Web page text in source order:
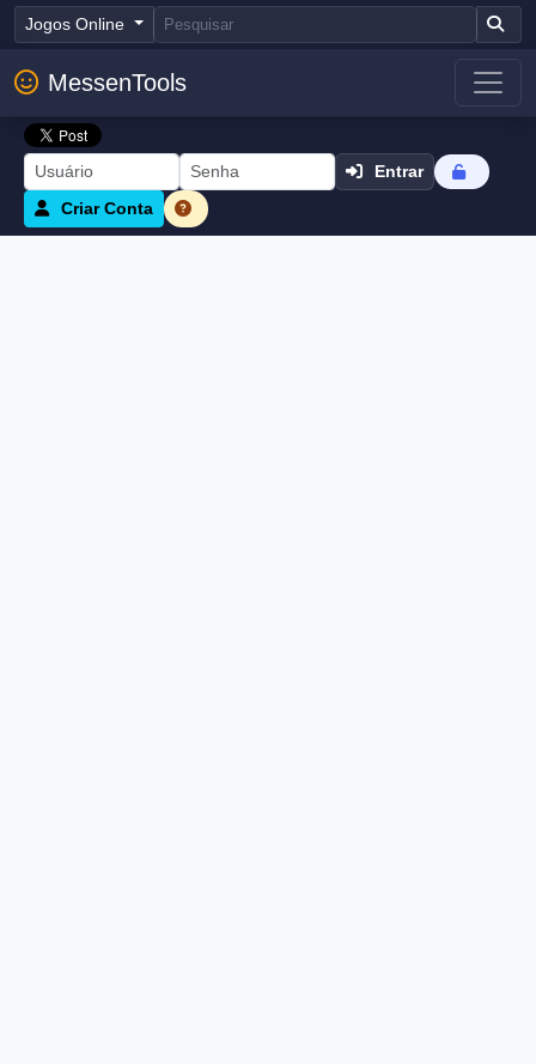
Jogos Online
MessenTools
Entrar
Criar Conta